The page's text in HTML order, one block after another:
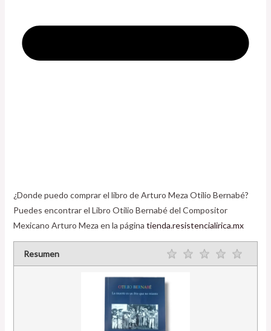
¿Donde puedo comprar el libro de Arturo Meza Otilio Bernabé?
Puedes encontrar el Libro Otilio Bernabé del Compositor
Mexicano Arturo Meza en la página tienda.resistencialirica.mx
Resumen